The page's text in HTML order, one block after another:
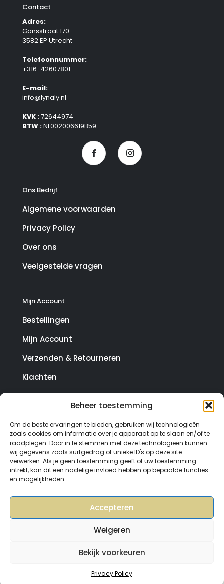
Beheer toestemming
Om de beste ervaringen te bieden, gebruiken wij technologieën
zoals cookies om informatie over je apparaat op te slaan en/of te
raadplegen. Door in te stemmen met deze technologieën kunnen
wij gegevens zoals surfgedrag of unieke ID's op deze site
verwerken. Als je geen toestemming geeft of uw toestemming
intrekt, kan dit een nadelige invloed hebben op bepaalde functies
en mogelijkheden.
Accepteren
Weigeren
Bekijk voorkeuren
Privacy Policy
Contact
Adres:
Gansstraat 170
3582 EP Utrecht
Telefoonnummer:
+316-42607801
E-mail:
info@lynaly.nl
KVK :72644974
BTW :NL002006619B59
Ons Bedrijf
Algemene voorwaarden
Privacy Policy
Over ons
Veelgestelde vragen
Mijn Account
Bestellingen
Mijn Account
Verzenden & Retourneren
Klachten
© Copyright SterrenHosting 2021-2026 - In opdracht
van Lynaly.nl